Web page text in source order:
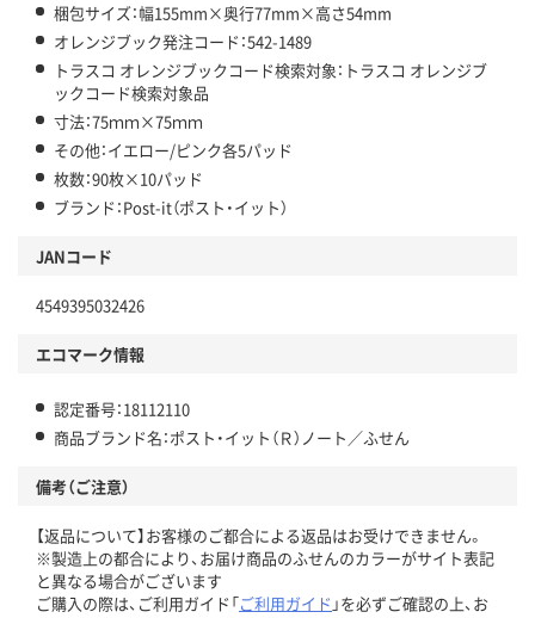
梱包サイズ：幅155mm×奥行77mm×高さ54mm
オレンジブック発注コード：542-1489
トラスコ オレンジブックコード検索対象：トラスコ オレンジブ
ックコード検索対象品
寸法：75ｍｍ×75ｍｍ
その他：イエロー/ピンク各5パッド
枚数：90枚×10パッド
ブランド：Post-it（ポスト・イット）
JANコード
4549395032426
エコマーク情報
認定番号：18112110
商品ブランド名：ポスト・イット（Ｒ）ノート／ふせん
備考（ご注意）
【返品について】お客様のご都合による返品はお受けできません。
※製造上の都合により、お届け商品のふせんのカラーがサイト表記
と異なる場合がございます
ご購入の際は、ご利用ガイド「ご利用ガイド 」を必ずご確認の上、お